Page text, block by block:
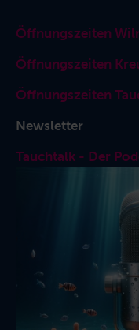
Öffnungszeiten
Öffnungszeiten
Öffnungszeiten
Newsletter
Tauchtalk - Der